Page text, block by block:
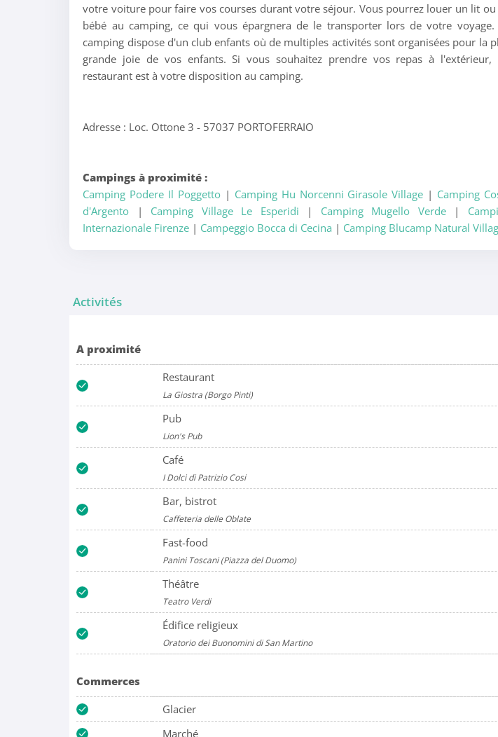
votre voiture pour faire vos courses durant votre séjour. Vous pourrez louer un lit
bébé au camping, ce qui vous épargnera de le transporter lors de votre voyage.
camping dispose d'un club enfants où de multiples activités sont organisées pour la
grande joie de vos enfants. Si vous souhaitez prendre vos repas à l'extérieur,
restaurant est à votre disposition au camping.
Adresse : Loc. Ottone 3 - 57037 PORTOFERRAIO
Campings à proximité :
Camping Podere Il Poggetto | Camping Hu Norcenni Girasole Village | Camping
d'Argento | Camping Village Le Esperidi | Camping Mugello Verde|
Internazionale Firenze | Campeggio Bocca di Cecina | Camping Blucamp Natural
Activités
A proximité
Restaurant
La Giostra (Borgo Pinti)
Pub
Lion's Pub
Café
I Dolci di Patrizio Cosi
Bar, bistrot
Caffeteria delle Oblate
Fast-food
Panini Toscani (Piazza del Duomo)
Théâtre
Teatro Verdi
Édifice religieux
Oratorio dei Buonomini di San Martino
Commerces
Glacier
Marché